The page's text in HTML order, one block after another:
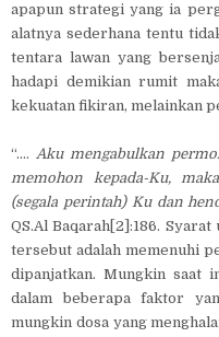
apapun strategi yang ia
alatnya sederhana tentu
tentara lawan yang
hadapi demikian rumit
kekuatan fikiran, melainkan
“.... Aku mengabulkan
memohon kepada-Ku,
(segala perintah) Ku dan
QS.Al Baqarah[2]:186.
tersebut adalah memenuhi
dipanjatkan. Mungkin saat
dalam beberapa faktor
mungkin dosa yang